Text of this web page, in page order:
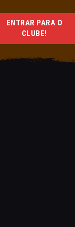
ENTRAR PARA O
CLUBE!